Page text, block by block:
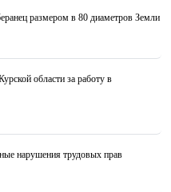
размером в 80 диаметров Земли
области за работу в
нарушения трудовых прав